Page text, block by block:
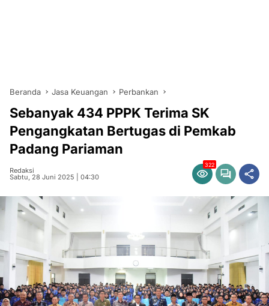
Beranda Jasa Keuangan Perbankan
Sebanyak 434 PPPK Terima SK
Pengangkatan Bertugas di Pemkab
Padang Pariaman
Redaksi
Sabtu, 28 Juni 2025 | 04:30
322